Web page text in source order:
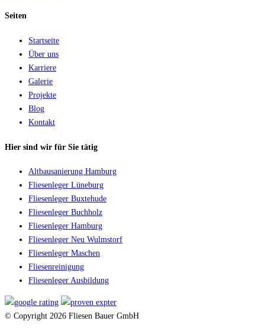
Seiten
Startseite
Über uns
Karriere
Galerie
Projekte
Blog
Kontakt
Hier sind wir für Sie tätig
Altbausanierung Hamburg
Fliesenleger Lüneburg
Fliesenleger Buxtehude
Fliesenleger Buchholz
Fliesenleger Hamburg
Fliesenleger Neu Wulmstorf
Fliesenleger Maschen
Fliesenreinigung
Fliesenleger Ausbildung
© Copyright 2026 Fliesen Bauer GmbH